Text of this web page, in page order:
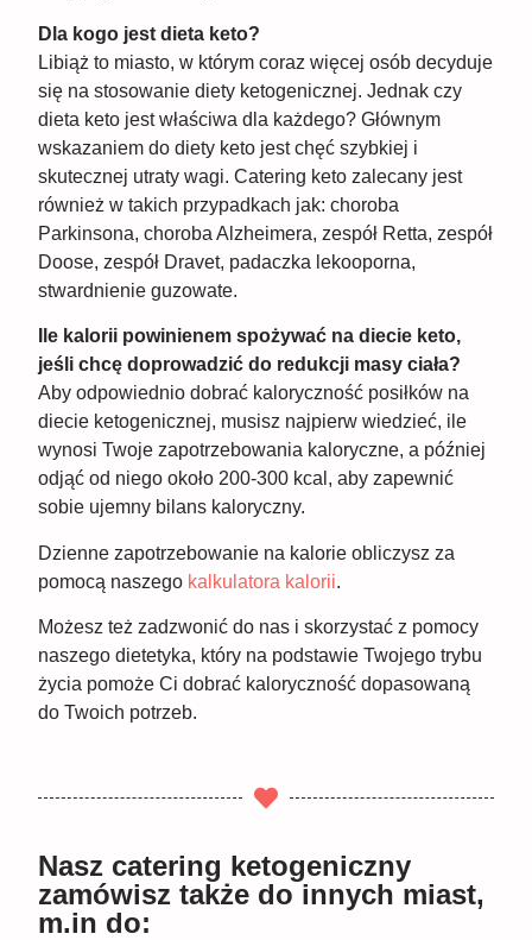
Dla kogo jest dieta keto?
Libiąż to miasto, w którym coraz więcej osób decyduje
się na stosowanie diety ketogenicznej. Jednak czy
dieta keto jest właściwa dla każdego? Głównym
wskazaniem do diety keto jest chęć szybkiej i
skutecznej utraty wagi. Catering keto zalecany jest
również w takich przypadkach jak: choroba
Parkinsona, choroba Alzheimera, zespół Retta, zespół
Doose, zespół Dravet, padaczka lekooporna,
stwardnienie guzowate.
Ile kalorii powinienem spożywać na diecie keto,
jeśli chcę doprowadzić do redukcji masy ciała?
Aby odpowiednio dobrać kaloryczność posiłków na
diecie ketogenicznej, musisz najpierw wiedzieć, ile
wynosi Twoje zapotrzebowania kaloryczne, a później
odjąć od niego około 200-300 kcal, aby zapewnić
sobie ujemny bilans kaloryczny.
Dzienne zapotrzebowanie na kalorie obliczysz za
pomocą naszego kalkulatora kalorii.
Możesz też zadzwonić do nas i skorzystać z pomocy
naszego dietetyka, który na podstawie Twojego trybu
życia pomoże Ci dobrać kaloryczność dopasowaną
do Twoich potrzeb.
Nasz catering ketogeniczny
zamówisz także do innych miast,
m.in do: